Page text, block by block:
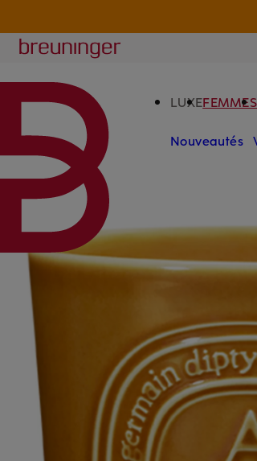
Breuninger
LUXEFEMMES
Nouveautés